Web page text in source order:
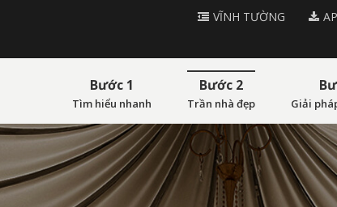
VĨNH TƯỜNG
Bước 1
Tìm hiểu nhanh
Bước 2
Trần nhà đẹp Giải